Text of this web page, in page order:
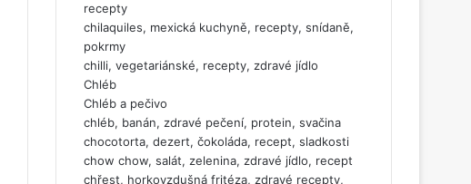
recepty
chilaquiles, mexická kuchyně, recepty, snídaně,
pokrmy
chilli, vegetariánské, recepty, zdravé jídlo
Chléb
Chléb a pečivo
chléb, banán, zdravé pečení, protein, svačina
chocotorta, dezert, čokoláda, recept, sladkosti
chow chow, salát, zelenina, zdravé jídlo, recept
chřest, horkovzdušná fritéza, zdravé recepty,